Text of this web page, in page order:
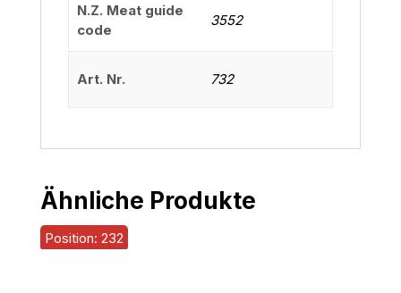
N.Z. Meat guide
code
3552
Art. Nr. 732
Ähnliche Produkte
Position: 232